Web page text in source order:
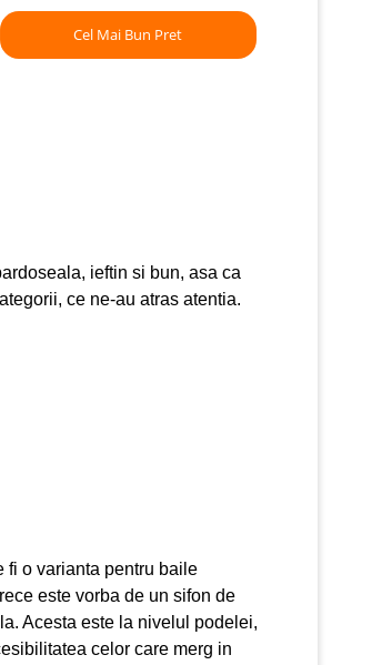
Cel Mai Bun Pret
ieftin si bun, asa ca
ce ne-au atras atentia.
fi o varianta pentru baile
este vorba de un sifon de
Acesta este la nivelul podelei,
celor care merg in